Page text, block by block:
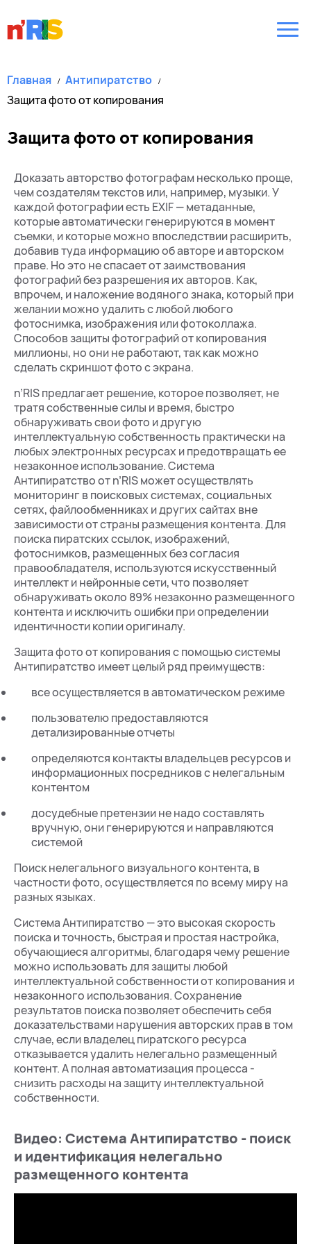
Главная
Антипиратство
Защита фото от копирования
Защита фото от копирования
Доказать авторство фотографам несколько проще,
чем создателям текстов или, например, музыки. У
каждой фотографии есть EXIF — метаданные,
которые автоматически генерируются в момент
съемки, и которые можно впоследствии расширить,
добавив туда информацию об авторе и авторском
праве. Но это не спасает от заимствования
фотографий без разрешения их авторов. Как,
впрочем, и наложение водяного знака, который при
желании можно удалить с любой любого
фотоснимка, изображения или фотоколлажа.
Способов защиты фотографий от копирования
миллионы, но они не работают, так как можно
сделать скриншот фото с экрана.
n’RIS предлагает решение, которое позволяет, не
тратя собственные силы и время, быстро
обнаруживать свои фото и другую
интеллектуальную собственность практически на
любых электронных ресурсах и предотвращать ее
незаконное использование. Система
Антипиратство от n’RIS может осуществлять
мониторинг в поисковых системах, социальных
сетях, файлообменниках и других сайтах вне
зависимости от страны размещения контента. Для
поиска пиратских ссылок, изображений,
фотоснимков, размещенных без согласия
правообладателя, используются искусственный
интеллект и нейронные сети, что позволяет
обнаруживать около 89% незаконно размещенного
контента и исключить ошибки при определении
идентичности копии оригиналу.
Защита фото от копирования с помощью системы
Антипиратство имеет целый ряд преимуществ:
все осуществляется в автоматическом режиме
пользователю предоставляются
детализированные отчеты
определяются контакты владельцев ресурсов и
информационных посредников с нелегальным
контентом
досудебные претензии не надо составлять
вручную, они генерируются и направляются
системой
Поиск нелегального визуального контента, в
частности фото, осуществляется по всему миру на
разных языках.
Система Антипиратство — это высокая скорость
поиска и точность, быстрая и простая настройка,
обучающиеся алгоритмы, благодаря чему решение
можно использовать для защиты любой
интеллектуальной собственности от копирования и
незаконного использования. Сохранение
результатов поиска позволяет обеспечить себя
доказательствами нарушения авторских прав в том
случае, если владелец пиратского ресурса
отказывается удалить нелегально размещенный
контент. А полная автоматизация процесса -
снизить расходы на защиту интеллектуальной
собственности.
Видео: Система Антипиратство - поиск
и идентификация нелегально
размещенного контента